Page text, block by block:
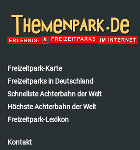
Freizeitpark-Karte
Freizeitparks in Deutschland
Schnellste Achterbahn der Welt
Höchste Achterbahn der Welt
Freizeitpark-Lexikon
Kontakt